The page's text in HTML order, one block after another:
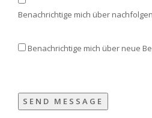
Benachrichtige mich über
Benachrichtige mich über neue